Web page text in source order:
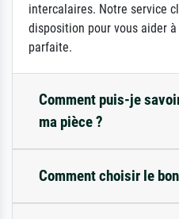
intercalaires. Notre service
disposition pour vous aider
parfaite.
Comment puis-je
ma pièce ?
Comment choisir le